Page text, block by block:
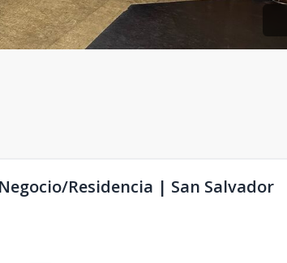
Residencia | San Salvador